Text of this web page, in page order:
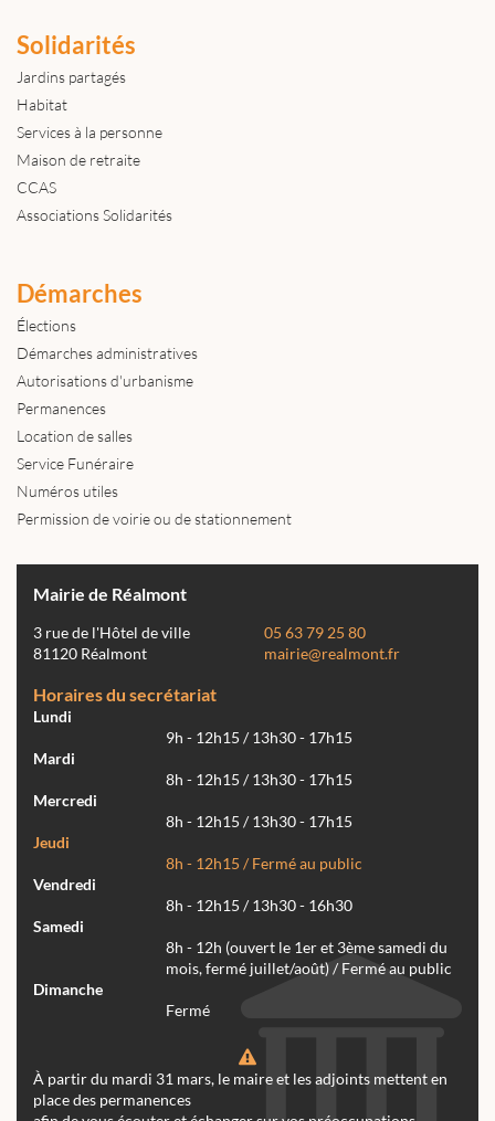
Solidarités
Jardins partagés
Habitat
Services à la personne
Maison de retraite
CCAS
Associations Solidarités
Démarches
Élections
Démarches administratives
Autorisations d'urbanisme
Permanences
Location de salles
Service Funéraire
Numéros utiles
Permission de voirie ou de stationnement
Mairie de Réalmont
3 rue de l'Hôtel de ville
81120 Réalmont
05 63 79 25 80
mairie@realmont.fr
Horaires du secrétariat
Lundi
9h - 12h15 / 13h30 - 17h15
Mardi
8h - 12h15 / 13h30 - 17h15
Mercredi
8h - 12h15 / 13h30 - 17h15
Jeudi
8h - 12h15 / Fermé au public
Vendredi
8h - 12h15 / 13h30 - 16h30
Samedi
8h - 12h (ouvert le 1er et 3ème samedi du
mois, fermé juillet/août) / Fermé au public
Dimanche
Fermé
À partir du mardi 31 mars, le maire et les adjoints mettent en
place des permanences